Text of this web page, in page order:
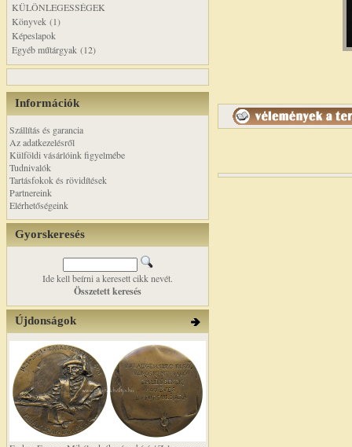
KÜLÖNLEGESSÉGEK
Könyvek (1)
Képeslapok
Egyéb műtárgyak (12)
Információk
Szállítás és garancia
Az adatkezelésről
Külföldi vásárlóink figyelmébe
Tudnivalók
Tartásfokok és rövidítések
Partnereink
Elérhetőségeink
Gyorskeresés
Ide kell beírni a keresett cikk nevét.
Összetett keresés
Újdonságok